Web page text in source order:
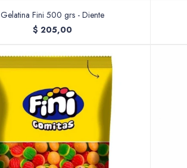
Gelatina Fini 500 grs - Diente
$ 205,00